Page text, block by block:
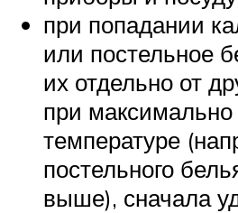
при попадании
или постельное
их отдельно от
при
температуре
постельного
выше), сначала